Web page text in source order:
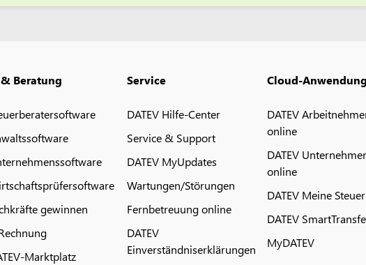
Beratung
gewinnen
Marktplatz
Service
DATEV Hilfe-Center
Service & Support
DATEV MyUpdates
Wartungen/Störungen
Fernbetreuung online
DATEV
Einverständniserklärungen
Cloud-
DATEV
online
DATEV
online
DATEV Meine
DATEV
MyDATEV